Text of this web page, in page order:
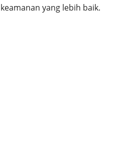
yang lebih baik.